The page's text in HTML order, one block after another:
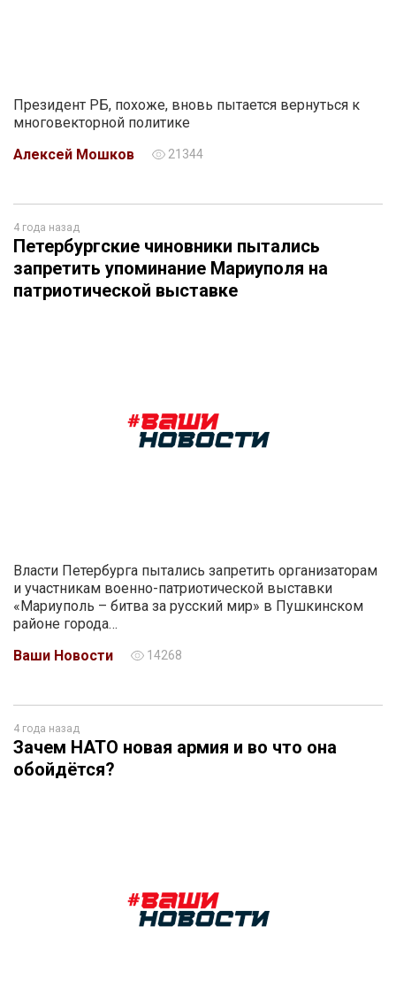
Президент РБ, похоже, вновь пытается вернуться к
многовекторной политике
Алексей Мошков
21344
4 года назад
Петербургские чиновники пытались
запретить упоминание Мариуполя на
патриотической выставке
Власти Петербурга пытались запретить организаторам
и участникам военно-патриотической выставки
«Мариуполь – битва за русский мир» в Пушкинском
районе города…
Ваши Новости
14268
4 года назад
Зачем НАТО новая армия и во что она
обойдётся?